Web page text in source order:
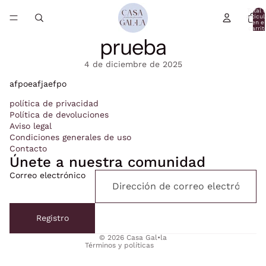
Total
en el
prueba
4 de diciembre de 2025
afpoeafjaefpo
política de privacidad
Política de devoluciones
Aviso legal
Condiciones generales de uso
Contacto
Únete a nuestra comunidad
Correo electrónico
Registro
© 2026 Casa Gal•la
Términos y políticas
Política de privacidad
Términos del servicio